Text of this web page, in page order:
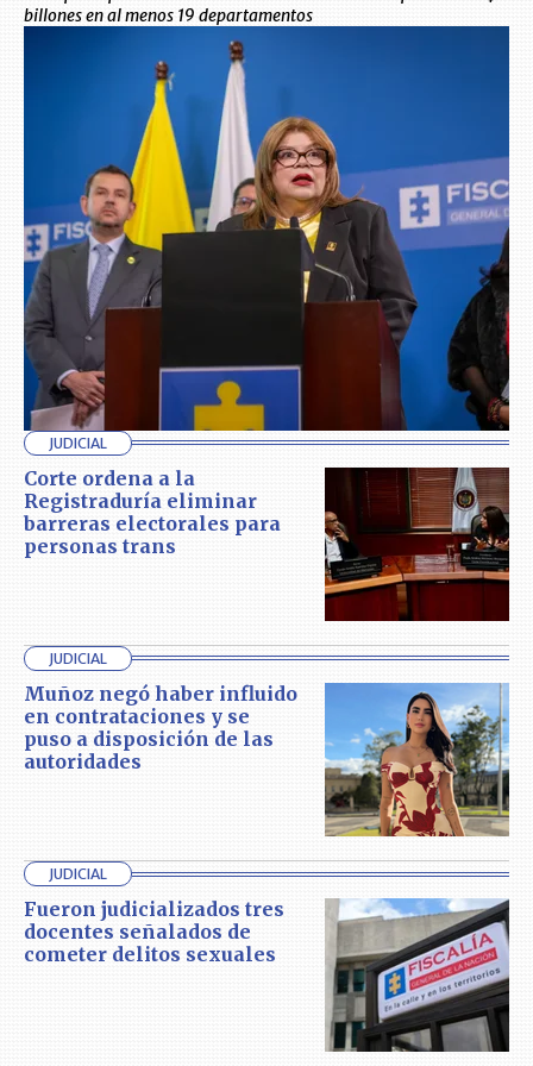
billones en al menos 19 departamentos
JUDICIAL
Corte ordena a la
Registraduría eliminar
barreras electorales para
personas trans
JUDICIAL
Muñoz negó haber influido
en contrataciones y se
puso a disposición de las
autoridades
JUDICIAL
Fueron judicializados tres
docentes señalados de
cometer delitos sexuales